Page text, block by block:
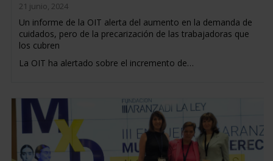
21 junio, 2024
Un informe de la OIT alerta del aumento en la demanda de
cuidados, pero de la precarización de las trabajadoras que
los cubren
La OIT ha alertado sobre el incremento de…